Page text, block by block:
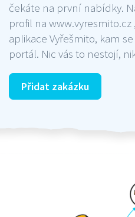
čekáte na první nabídky.
profil na
aplikace Vyřešmito, kam
portál. Nic vás to nestojí,
Přidat zakázku